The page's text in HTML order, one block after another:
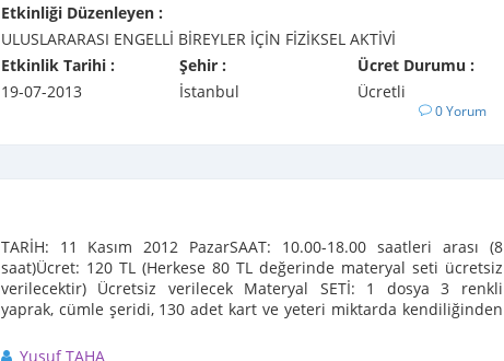
Etkinliği Düzenleyen :
ULUSLARARASI ENGELLİ BİREYLER İÇİN FİZİKSEL AKTİVİ
Etkinlik Tarihi :
19-07-2013
Şehir :
İstanbul
Ücret Durumu :
Ücretli
0 Yorum
TARİH: 11 Kasım 2012 PazarSAAT: 10.00-18.00 saatleri arası (8
saat)Ücret: 120 TL (Herkese 80 TL değerinde materyal seti ücretsiz
verilecektir) Ücretsiz verilecek Materyal SETİ: 1 dosya 3 renkli
yaprak, cümle şeridi, 130 adet kart ve yeteri miktarda kendiliğinden
Yusuf TAHA